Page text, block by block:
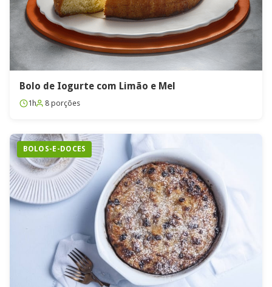
Bolo de Iogurte com Limão e Mel
1h 8 porções
BOLOS-E-DOCES